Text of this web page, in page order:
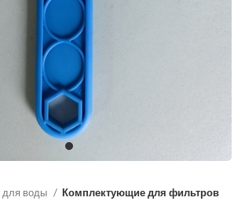
увеличить
воды Комплектующие для фильтров